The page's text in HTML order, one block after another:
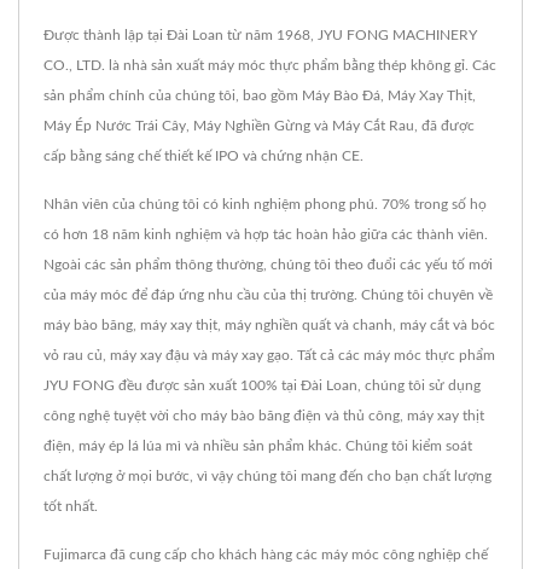
Được thành lập tại Đài Loan từ năm 1968, JYU FONG MACHINERY
CO., LTD. là nhà sản xuất máy móc thực phẩm bằng thép không gỉ. Các
sản phẩm chính của chúng tôi, bao gồm Máy Bào Đá, Máy Xay Thịt,
Máy Ép Nước Trái Cây, Máy Nghiền Gừng và Máy Cắt Rau, đã được
cấp bằng sáng chế thiết kế IPO và chứng nhận CE.
Nhân viên của chúng tôi có kinh nghiệm phong phú. 70% trong số họ
có hơn 18 năm kinh nghiệm và hợp tác hoàn hảo giữa các thành viên.
Ngoài các sản phẩm thông thường, chúng tôi theo đuổi các yếu tố mới
của máy móc để đáp ứng nhu cầu của thị trường. Chúng tôi chuyên về
máy bào băng, máy xay thịt, máy nghiền quất và chanh, máy cắt và bóc
vỏ rau củ, máy xay đậu và máy xay gạo. Tất cả các máy móc thực phẩm
JYU FONG đều được sản xuất 100% tại Đài Loan, chúng tôi sử dụng
công nghệ tuyệt vời cho máy bào băng điện và thủ công, máy xay thịt
điện, máy ép lá lúa mì và nhiều sản phẩm khác. Chúng tôi kiểm soát
chất lượng ở mọi bước, vì vậy chúng tôi mang đến cho bạn chất lượng
tốt nhất.
Fujimarca đã cung cấp cho khách hàng các máy móc công nghiệp chế